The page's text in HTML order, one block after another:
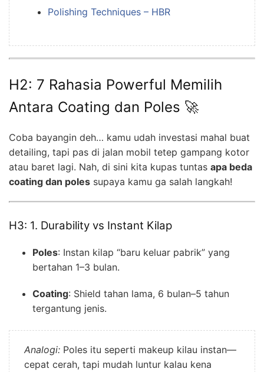
Polishing Techniques – HBR
H2: 7 Rahasia Powerful Memilih
Antara Coating dan Poles 🚀
Coba bayangin deh… kamu udah investasi mahal buat
detailing, tapi pas di jalan mobil tetep gampang kotor
atau baret lagi. Nah, di sini kita kupas tuntas apa beda
coating dan poles supaya kamu ga salah langkah!
H3: 1. Durability vs Instant Kilap
Poles: Instan kilap “baru keluar pabrik” yang
bertahan 1–3 bulan.
Coating: Shield tahan lama, 6 bulan–5 tahun
tergantung jenis.
Analogi: Poles itu seperti makeup kilau instan—
cepat cerah, tapi mudah luntur kalau kena